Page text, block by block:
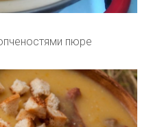
пюре